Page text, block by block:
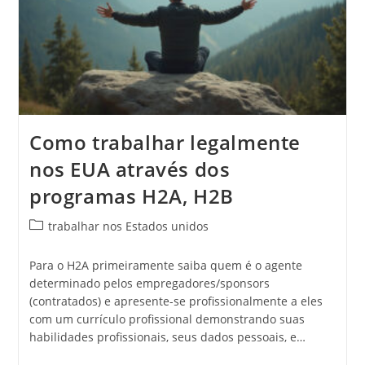
Como trabalhar legalmente
nos EUA através dos
programas H2A, H2B
trabalhar nos Estados unidos
Para o H2A primeiramente saiba quem é o agente
determinado pelos empregadores/sponsors
(contratados) e apresente-se profissionalmente a eles
com um currículo profissional demonstrando suas
habilidades profissionais, seus dados pessoais, e…